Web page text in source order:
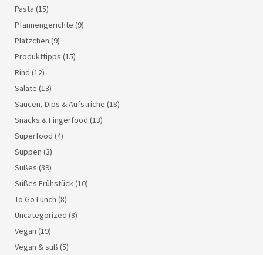
Pasta (15)
Pfannengerichte (9)
Plätzchen (9)
Produkttipps (15)
Rind (12)
Salate (13)
Saucen, Dips & Aufstriche (18)
Snacks & Fingerfood (13)
Superfood (4)
Suppen (3)
Süßes (39)
Süßes Frühstück(10)
To Go Lunch (8)
Uncategorized (8)
Vegan (19)
Vegan & süß (5)